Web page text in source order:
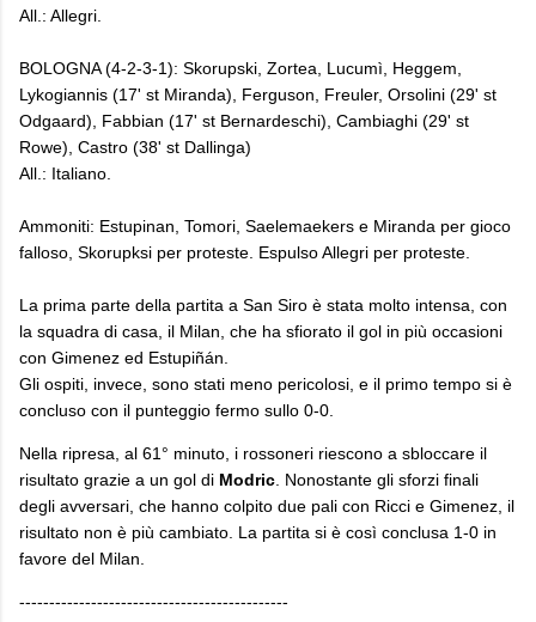
All.: Allegri.
BOLOGNA (4-2-3-1): Skorupski, Zortea, Lucumì, Heggem,
Lykogiannis (17' st Miranda), Ferguson, Freuler, Orsolini (29' st
Odgaard), Fabbian (17' st Bernardeschi), Cambiaghi (29' st
Rowe), Castro (38' st Dallinga)
All.: Italiano.
Ammoniti: Estupinan, Tomori, Saelemaekers e Miranda per gioco
falloso, Skorupksi per proteste. Espulso Allegri per proteste.
​La prima parte della partita a San Siro è stata molto intensa, con
la squadra di casa, il Milan, che ha sfiorato il gol in più occasioni
con Gimenez ed Estupiñán.
Gli ospiti, invece, sono stati meno pericolosi, e il primo tempo si è
concluso con il punteggio fermo sullo 0-0.
​Nella ripresa, al 61° minuto, i rossoneri riescono a sbloccare il
risultato grazie a un gol di Modric . Nonostante gli sforzi finali
degli avversari, che hanno colpito due pali con Ricci e Gimenez, il
risultato non è più cambiato. La partita si è così conclusa 1-0 in
favore del Milan.
---------------------------------------------